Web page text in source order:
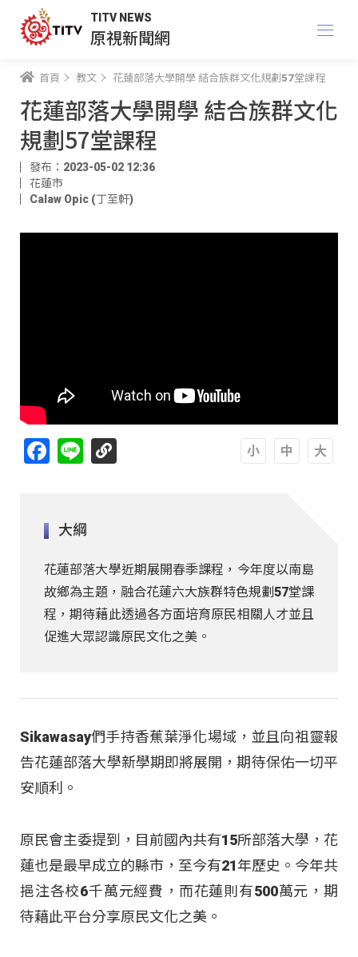
TITV NEWS
原視新聞網
首頁 教文 花蓮部落大學開學 結合族群文化規劃57堂課程
花蓮部落大學開學 結合族群文化
規劃57堂課程
發布：2023-05-02 12:36
花蓮市
Calaw Opic (丁至軒)
Facebook
Line
大綱
花蓮部落大學近期展開春季課程，今年度以南島
故鄉為主題，融合花蓮六大族群特色規劃57堂課
程，期待藉此透過各方面培育原民相關人才並且
促進大眾認識原民文化之美。
Sikawasay們手持香蕉葉淨化場域，並且向祖靈報
告花蓮部落大學新學期即將展開，期待保佑一切平
安順利。
原民會主委提到，目前國內共有15所部落大學，花
蓮也是最早成立的縣市，至今有21年歷史。今年共
挹注各校6千萬元經費，而花蓮則有500萬元，期
待藉此平台分享原民文化之美。